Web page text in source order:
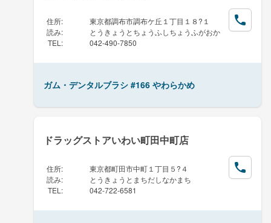
住所:
東京都調布市調布ケ丘１丁目１８?１
読み:
とうきょうとちょうふしちょうふがおか
TEL : 042-490-7850
ガム・デンタルブラシ #166 やわらかめ
ドラッグストアいわい町田中町店
住所:
東京都町田市中町１丁目５?４
読み:
とうきょうとまちだしなかまち
TEL : 042-722-6581